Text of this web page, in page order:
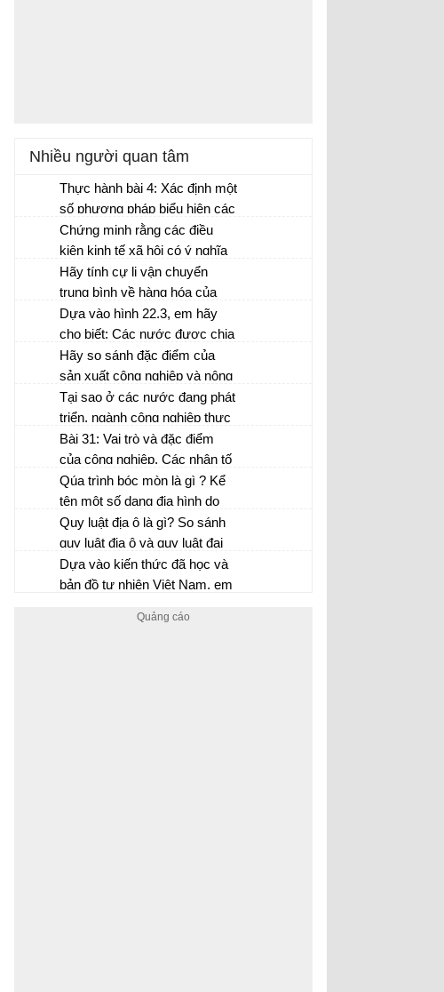
Nhiều người quan tâm
Thực hành bài 4: Xác định một
số phương pháp biểu hiện các
đối tượng địa lí trên bản đồ Địa
lí 10 trang 17
Chứng minh rằng các điều
kiện kinh tế xã hội có ý nghĩa
quyết định đối với sự phát
triển và phân bố các ngành
giao thông vận tải?
Hãy tính cự li vận chuyển
trung bình về hàng hóa của
một số loại phương tiện vận
tải ở nước ta năm 2003 theo
bảng số liệu trang 141.
Dựa vào hình 22.3, em hãy
cho biết: Các nước được chia
thành mấy nhóm có tỉ suất gia
tăng dân số tự nhiên khác
nhau?
Hãy so sánh đặc điểm của
sản xuất công nghiệp và nông
nghiệp?
Tại sao ở các nước đang phát
triển, ngành công nghiệp thực
phẩm được coi là ngành chủ
đạo?
Bài 31: Vai trò và đặc điểm
của công nghiệp. Các nhân tố
ảnh hưởng tới phát triển và
phân bố công nghiệp.
Qúa trình bóc mòn là gì ? Kể
tên một số dạng địa hình do
quá trình bóc mòn tạo thành?
Quy luật địa ô là gì? So sánh
quy luật địa ô và quy luật đai
cao
Địa lí 10
Dựa vào kiến thức đã học và
bản đồ tự nhiên Việt Nam, em
lũ ở các sông ngòi miền Trung